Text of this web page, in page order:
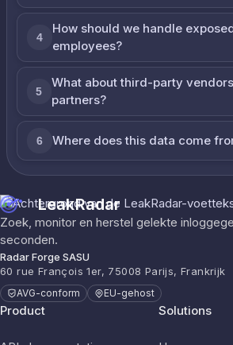
4
How should we handle
employees?
5
What about third-party
partners?
6 Where does this data come
LeakRadar
Zoek, monitor en herstel gelekte
seconden.
Radar Forge SASU
60 rue François 1er, 75008 Parijs, Frankrijk
AVG-conform EU-gehost
Product Solutions